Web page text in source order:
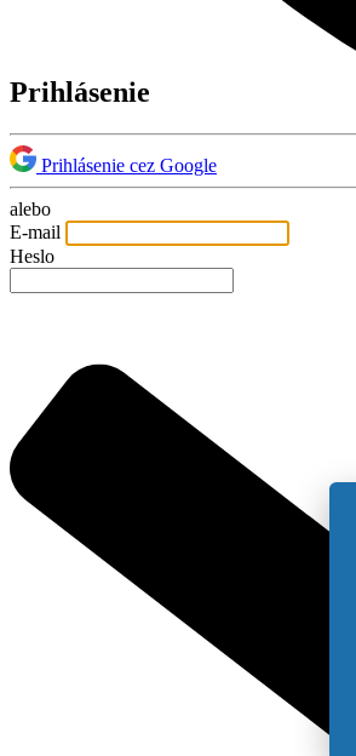
Prihlásenie
Prihlásenie cez Google
alebo
E-mail
Heslo